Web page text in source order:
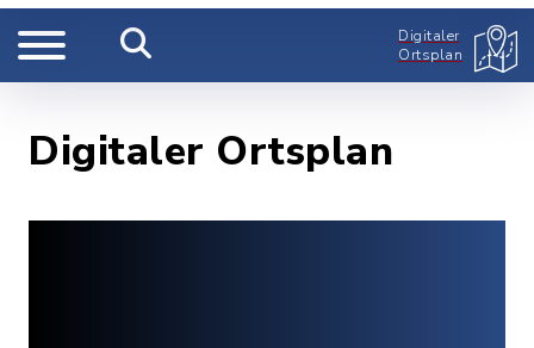
Digitaler
Ortsplan
Digitaler Ortsplan